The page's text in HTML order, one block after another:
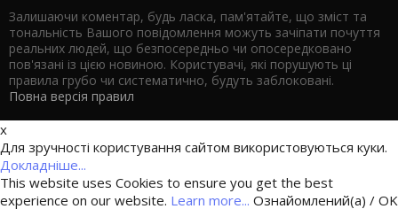
Залишаючи коментар, будь ласка, пам'ятайте, що зміст та
тональність Вашого повідомлення можуть зачіпати почуття
реальних людей, що безпосередньо чи опосередковано
пов'язані із цією новиною. Користувачі, які порушують ці
правила грубо чи систематично, будуть заблоковані.
Повна версія правил
x
Для зручності користування сайтом використовуються куки.
Докладніше...
This website uses Cookies to ensure you get the best
experience on our website. Learn more... Ознайомлений(а) / OK